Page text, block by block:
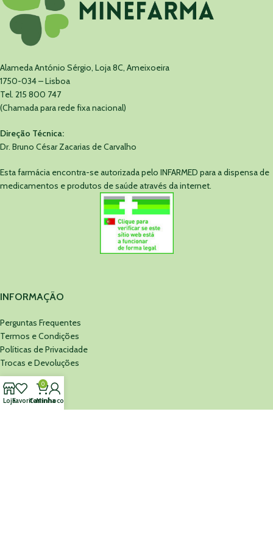
Alameda António Sérgio, Loja 8C, Ameixoeira
1750-034 – Lisboa
Tel. 215 800 747
(Chamada para rede fixa nacional)
Direção Técnica:
Dr. Bruno César Zacarias de Carvalho
Esta farmácia encontra-se autorizada pelo INFARMED para a dispensa de
medicamentos e produtos de saúde através da internet.
INFORMAÇÃO
Perguntas Frequentes
Termos e Condições
Políticas de Privacidade
Trocas e Devoluções
MINEFARMA
LojaFavoritos
0
Carrinho
Minha conta